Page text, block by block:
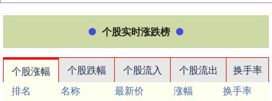
个股实时涨跌榜
个股涨幅 个股跌幅 个股流入 个股流出
换手率
排名
名称 最新价 涨幅
换手率